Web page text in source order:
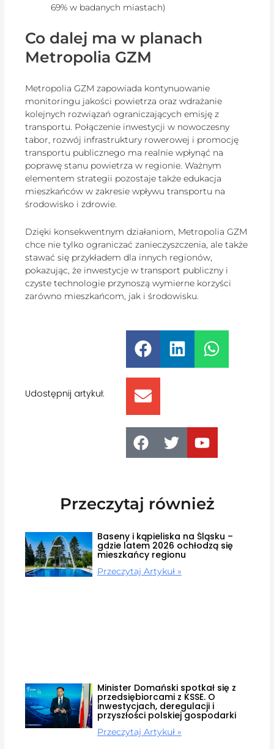
69% w badanych miastach)
Co dalej ma w planach
Metropolia GZM
Metropolia GZM zapowiada kontynuowanie
monitoringu jakości powietrza oraz wdrażanie
kolejnych rozwiązań ograniczających emisję z
transportu. Połączenie inwestycji w nowoczesny
tabor, rozwój infrastruktury rowerowej i promocję
transportu publicznego ma realnie wpłynąć na
poprawę stanu powietrza w regionie. Ważnym
elementem strategii pozostaje także edukacja
mieszkańców w zakresie wpływu transportu na
środowisko i zdrowie.
Dzięki konsekwentnym działaniom, Metropolia GZM
chce nie tylko ograniczać zanieczyszczenia, ale także
stawać się przykładem dla innych regionów,
pokazując, że inwestycje w transport publiczny i
czyste technologie przynoszą wymierne korzyści
zarówno mieszkańcom, jak i środowisku.
Udostępnij artykuł:
Przeczytaj również
Baseny i kąpieliska na Śląsku –
gdzie latem 2026 ochłodzą się
mieszkańcy regionu
Przeczytaj Artykuł »
Minister Domański spotkał się z
przedsiębiorcami z KSSE. O
inwestycjach, deregulacji i
przyszłości polskiej gospodarki
Przeczytaj Artykuł »